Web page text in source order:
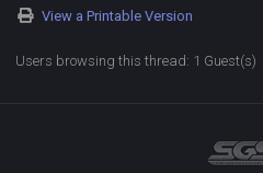
View a Printable Version
Users browsing this thread: 1 Guest(s)